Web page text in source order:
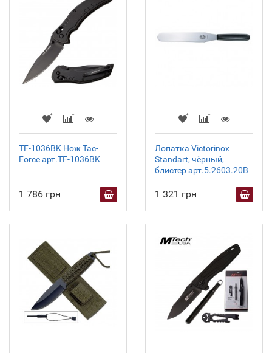
TF-1036BK Нож Tac-
Force арт.TF-1036BK
1 786 грн
Лопатка Victorinox
Standart, чёрный,
блистер арт.5.2603.20B
1 321 грн